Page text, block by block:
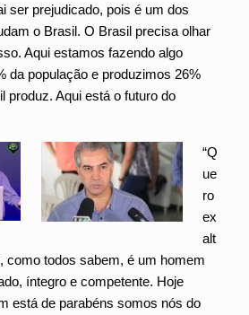
ser prejudicado, pois é um dos
o Brasil. O Brasil precisa olhar
Aqui estamos fazendo algo
da população e produzimos 26%
produz. Aqui está o futuro do
“Q
ue
ro
ex
alt
como todos sabem, é um homem
íntegro e competente. Hoje
está de parabéns somos nós do